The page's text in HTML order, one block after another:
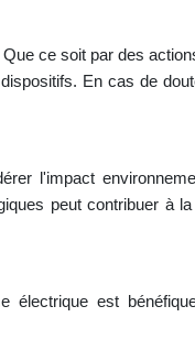
ce soit par des
En cas de
l'impact
peut contribuer à
électrique est